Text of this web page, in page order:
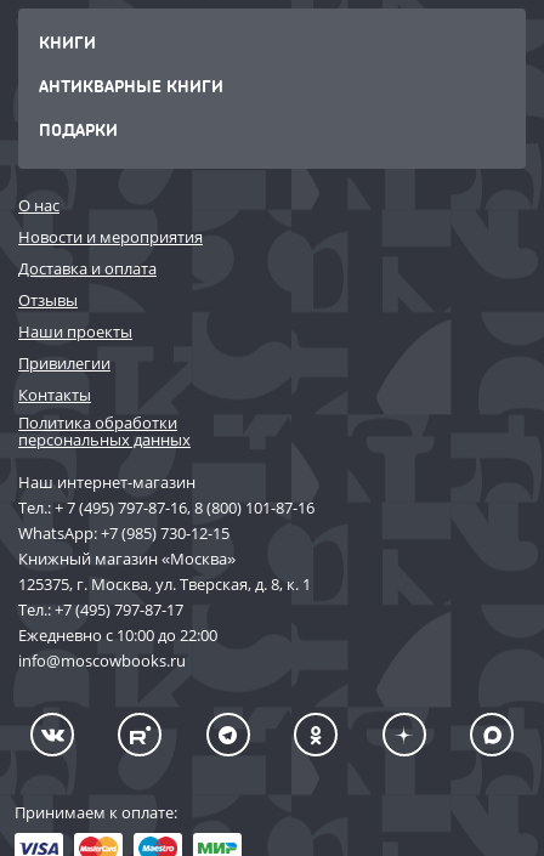
КНИГИ
АНТИКВАРНЫЕ КНИГИ
ПОДАРКИ
О нас
Новости и мероприятия
Доставка и оплата
Отзывы
Наши проекты
Привилегии
Контакты
Политика обработки
персональных данных
Наш интернет-магазин
Тел.:+ 7 (495) 797-87-16,8 (800) 101-87-16
WhatsApp:+7 (985) 730-12-15
Книжный магазин «Москва»
125375, г. Москва, ул. Тверская, д. 8, к. 1
Тел.:+7 (495) 797-87-17
Ежедневно с 10:00 до 22:00
info@moscowbooks.ru
Принимаем к оплате: